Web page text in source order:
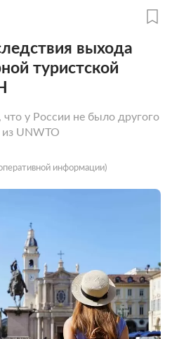
выхода
туристской
что у России не было другого
UNWTO
информации)